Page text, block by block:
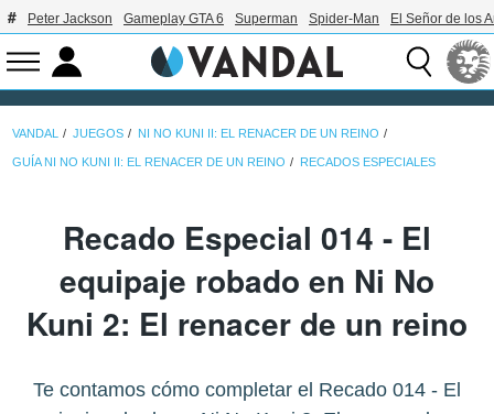
Peter Jackson Gameplay GTA 6 Superman Spider-Man El Señor de los
VANDAL JUEGOS NI NO KUNI II: EL RENACER DE UN REINO
GUÍA NI NO KUNI II: EL RENACER DE UN REINO RECADOS ESPECIALES
Recado Especial 014 - El
equipaje robado en Ni No
Kuni 2: El renacer de un reino
Te contamos cómo completar el Recado 014 - El